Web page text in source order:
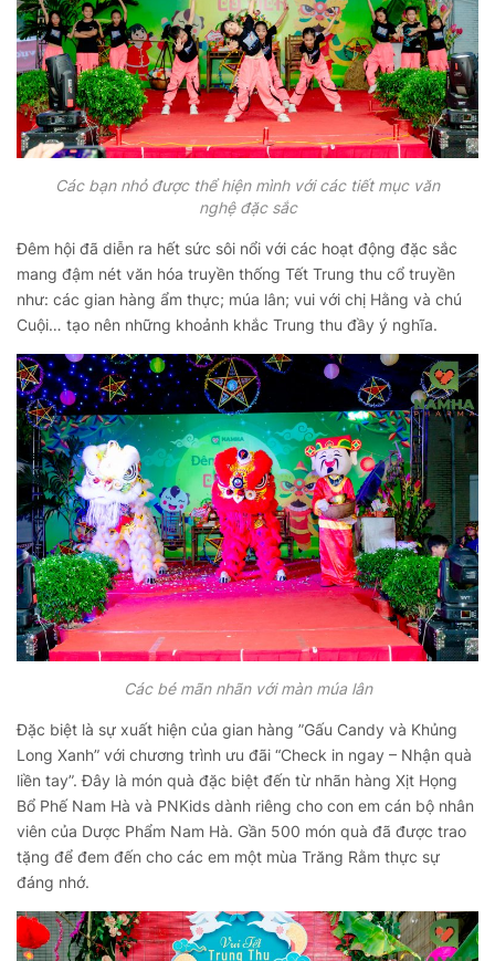
Các bạn nhỏ được thể hiện mình với các tiết mục văn
nghệ đặc sắc
Đêm hội đã diễn ra hết sức sôi nổi với các hoạt động đặc sắc
mang đậm nét văn hóa truyền thống Tết Trung thu cổ truyền
như: các gian hàng ẩm thực; múa lân; vui với chị Hằng và chú
Cuội… tạo nên những khoảnh khắc Trung thu đầy ý nghĩa.
Các bé mãn nhãn với màn múa lân
Đặc biệt là sự xuất hiện của gian hàng ”Gấu Candy và Khủng
Long Xanh” với chương trình ưu đãi “Check in ngay – Nhận quà
liền tay”. Đây là món quà đặc biệt đến từ nhãn hàng Xịt Họng
Bổ Phế Nam Hà và PNKids dành riêng cho con em cán bộ nhân
viên của Dược Phẩm Nam Hà. Gần 500 món quà đã được trao
tặng để đem đến cho các em một mùa Trăng Rằm thực sự
đáng nhớ.